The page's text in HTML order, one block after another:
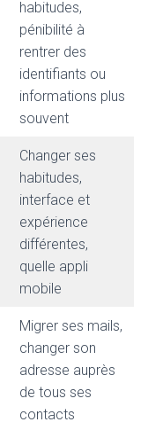
habitudes,
pénibilité à
rentrer des
identifiants ou
informations plus
souvent
Changer ses
habitudes,
interface et
expérience
différentes,
quelle appli
mobile
Migrer ses mails,
changer son
adresse auprès
de tous ses
contacts